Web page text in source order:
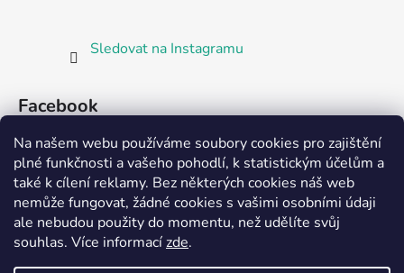
Na našem webu používáme soubory cookies pro zajištění
plné funkčnosti a vašeho pohodlí, k statistickým účelům a
také k cílení reklamy. Bez některých cookies náš web
nemůže fungovat, žádné cookies s vašimi osobními údaji
ale nebudou použity do momentu, než udělíte svůj
souhlas. Více informacízde.
Sledovat na Instagramu
Facebook
Partnerská prodejna Barefoot Plzeň